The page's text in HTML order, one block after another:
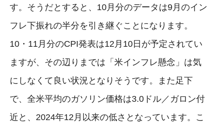
す。そうだとすると、10月分のデータは9月のイン
フレ下振れの半分を引き継ぐことになります。
10・11月分のCPI発表は12月10日が予定されてい
ますが、その辺りまでは「米インフレ懸念」は気
にしなくて良い状況となりそうです。また足下
で、全米平均のガソリン価格は3.0ドル／ガロン付
近と、2024年12月以来の低さとなっています。こ